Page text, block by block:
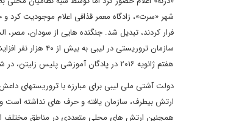
شهر «سرت»، زادگاه معمر قذافی اعلام موجودیت کرد
سازمان
هفتم ژانویه ۲۰۱۶ در پادگان آموزشی پلیس زلیتن، در شمال غربی لیبی، مرگبار ترین حادثه تروریستی در لیبی پس از قذافی را رقم زد که ۷۰ کشته داشته است.
دولت آشتی ملی لیبی برای مبارزه با تروریست‏های
ارتش بی‏طرف، سازمان‏ یافته و حرف ه‏ای نداشته است
همچنین ارتش‏ های محلی متعددی در مناطق مختلف